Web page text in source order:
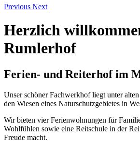
Previous Next
Herzlich
Rumlerhof
Ferien- und Reiterhof im
Unser schöner Fachwerkhof liegt unter
den Wiesen eines Naturschutzgebietes in
Wir bieten vier Ferienwohnungen für
Wohlfühlen sowie eine Reitschule in der
Freude macht.